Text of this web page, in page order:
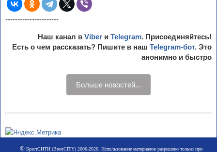
----------------------
Наш канал в Viber и Telegram. Присоединяйтесь!
Есть о чем рассказать? Пишите в наш Telegram-бот. Это
анонимно и быстро
Больше новостей...
©БрестСИТИ (BrestCITY) 2006-2026. Использование материалов разрешено только при